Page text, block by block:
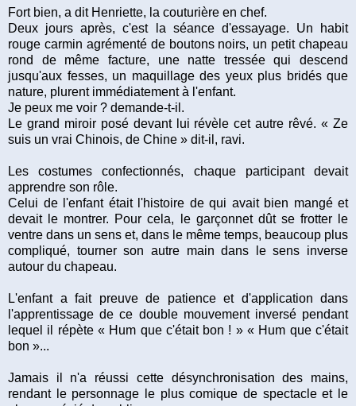
Fort bien, a dit Henriette, la couturière en chef.
Deux jours après, c'est la séance d'essayage. Un habit
rouge carmin agrémenté de boutons noirs, un petit chapeau
rond de même facture, une natte tressée qui descend
jusqu'aux fesses, un maquillage des yeux plus bridés que
nature, plurent immédiatement à l'enfant.
Je peux me voir ? demande-t-il.
Le grand miroir posé devant lui révèle cet autre rêvé. « Ze
suis un vrai Chinois, de Chine » dit-il, ravi.
Les costumes confectionnés, chaque participant devait
apprendre son rôle.
Celui de l'enfant était l'histoire de qui avait bien mangé et
devait le montrer. Pour cela, le garçonnet dût se frotter le
ventre dans un sens et, dans le même temps, beaucoup plus
compliqué, tourner son autre main dans le sens inverse
autour du chapeau.
L'enfant a fait preuve de patience et d'application dans
l'apprentissage de ce double mouvement inversé pendant
lequel il répète « Hum que c'était bon ! » « Hum que c'était
bon »...
Jamais il n'a réussi cette désynchronisation des mains,
rendant le personnage le plus comique de spectacle et le